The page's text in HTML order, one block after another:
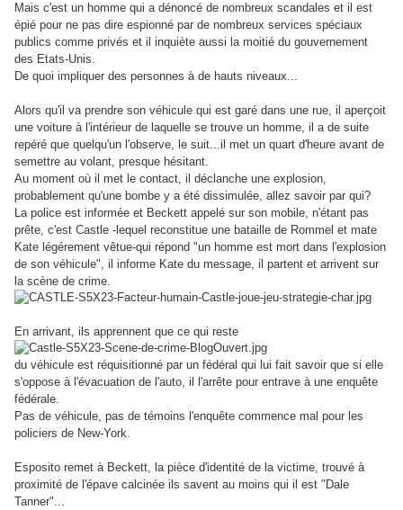
Mais c'est un homme qui a dénoncé de nombreux scandales et il est
épié pour ne pas dire espionné par de nombreux services spéciaux
publics comme privés et il inquiète aussi la moitié du gouvernement
des Etats-Unis.
De quoi impliquer des personnes à de hauts niveaux...
Alors qu'il va prendre son véhicule qui est garé dans une rue, il aperçoit
une voiture à l'intérieur de laquelle se trouve un homme, il a de suite
repéré que quelqu'un l'observe, le suit. il met un quart d'heure avant de
semettre au volant, presque hésitant.
Au moment où il met le contact, il déclanche une explosion,
probablement qu'une bombe y a été dissimulée, allez savoir par qui?
La police est informée et Beckett appelé sur son mobile, n'étant pas
prête, c'est Castle -lequel reconstitue une bataille de Rommel et mate
Kate légérement vêtue-qui répond "un homme est mort dans l'explosion
de son véhicule", il informe Kate du message, il partent et arrivent sur
la scène de crime.
En arrivant, ils apprennent que ce qui reste
du véhicule est réquisitionné par un fédéral qui lui fait savoir que si elle
s'oppose à l'évacuation de l'auto, il l'arrête pour entrave à une enquête
fédérale.
Pas de véhicule, pas de témoins l'enquête commence mal pour les
policiers de New-York.
Esposito remet à Beckett, la pièce d'identité de la victime, trouvé à
proximité de l'épave calcinée ils savent au moins qui il est "Dale
Tanner"...